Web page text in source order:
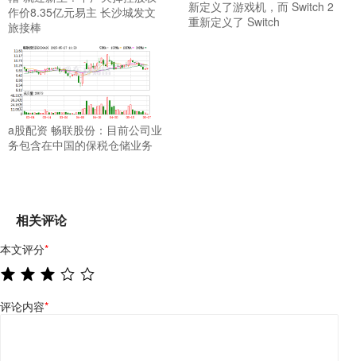
作价8.35亿元易主 长沙城发文
旅接棒
新定义了游戏机，而 Switch 2
重新定义了 Switch
a股配资 畅联股份：目前公司业
务包含在中国的保税仓储业务
相关评论
本文评分*
评论内容*